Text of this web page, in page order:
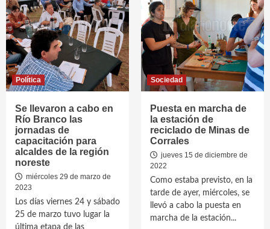
Política
Se llevaron a cabo en
Río Branco las
jornadas de
capacitación para
alcaldes de la región
noreste
miércoles 29 de marzo de
2023
Los días viernes 24 y sábado
25 de marzo tuvo lugar la
última etapa de las
Sociedad
Puesta en marcha de
la estación de
reciclado de Minas de
Corrales
jueves 15 de diciembre de
2022
Como estaba previsto, en la
tarde de ayer, miércoles, se
llevó a cabo la puesta en
marcha de la estación...